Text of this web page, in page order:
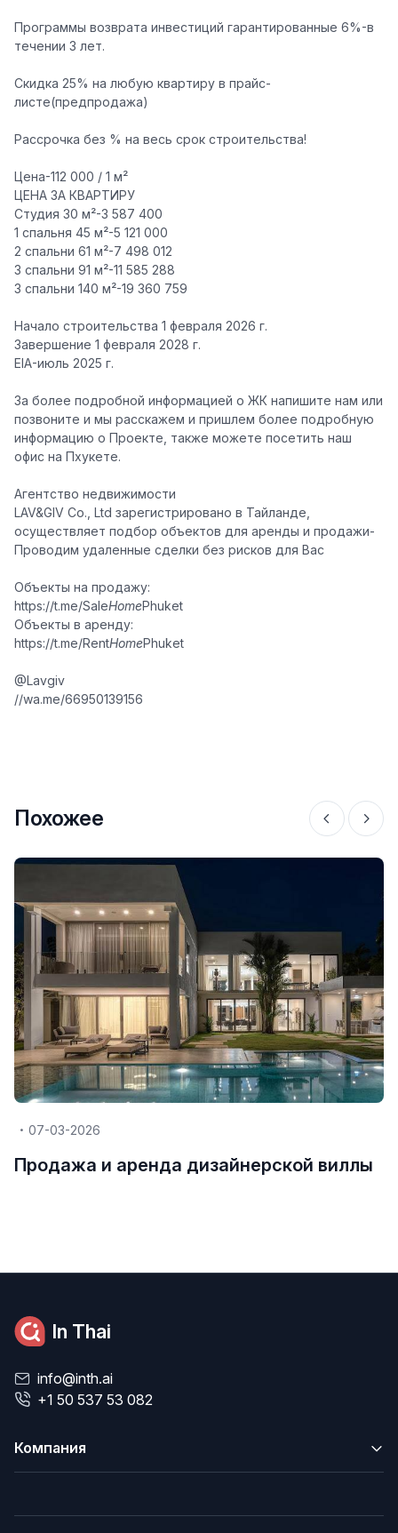
Программы возврата инвестиций гарантированные 6%-в
течении 3 лет.
Скидка 25% на любую квартиру в прайс-
листе(предпродажа)
Рассрочка без % на весь срок строительства!
Цена-112 000 / 1 м²
ЦЕНА ЗА КВАРТИРУ
Студия 30 м²-3 587 400
1 спальня 45 м²-5 121 000
2 спальни 61 м²-7 498 012
3 спальни 91 м²-11 585 288
3 спальни 140 м²-19 360 759
Начало строительства 1 февраля 2026 г.
Завершение 1 февраля 2028 г.
EIA-июль 2025 г.
За более подробной информацией о ЖК напишите нам или
позвоните и мы расскажем и пришлем более подробную
информацию о Проекте, также можете посетить наш
офис на Пхукете.
Агентство недвижимости
LAV&GIV Co., Ltd зарегистрировано в Тайланде,
осуществляет подбор объектов для аренды и продажи-
Проводим удаленные сделки без рисков для Вас
Объекты на продажу:
https://t.me/SaleHomePhuket
Объекты в аренду:
https://t.me/RentHomePhuket
@Lavgiv
//wa.me/66950139156
Похожее
07-03-2026
Продажа и аренда дизайнерской виллы
In Thai
info@inth.ai
+1 50 537 53 082
Компания